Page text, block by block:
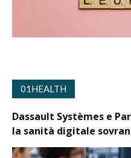
01HEALTH
Dassault Systèmes e
la sanità digitale